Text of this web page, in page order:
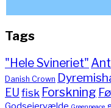
Tags
"Hele Svineriet"
Danish Crown
EUfisk Forskning